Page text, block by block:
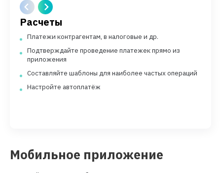
Расчеты
Платежи контрагентам, в налоговые и др.
Подтверждайте проведение платежек прямо из
приложения
Составляйте шаблоны для наиболее частых операций
Настройте автоплатёж
Мобильное приложение